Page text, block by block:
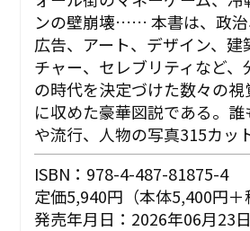
ンの壁崩壊…… 本書は、政治
広告、アート、デザイン、建
チャー、セレブリティなど、
の時代を決定づけた数々の
に収めた豪華図説である。
や流行、人物の写真315カッ
ISBN：978-4-487-81875-4
定価5,940円（本体5,400円＋
発売年月日：2026年06月23日